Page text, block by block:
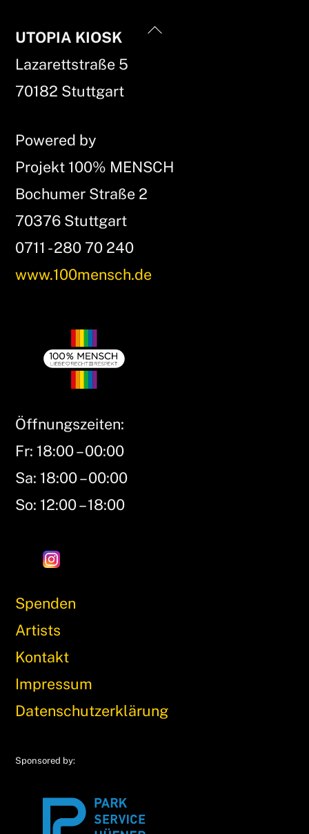
Back
UTOPIA KIOSK
Lazarettstraße 5
70182 Stuttgart
Powered by
Projekt 100% MENSCH
Bochumer Straße 2
70376 Stuttgart
0711 - 280 70 240
www.100mensch.de
Öffnungszeiten:
Fr: 18:00 – 00:00
Sa: 18:00 – 00:00
So: 12:00 – 18:00
Spenden
Artists
Kontakt
Impressum
Datenschutzerklärung
Sponsored by: